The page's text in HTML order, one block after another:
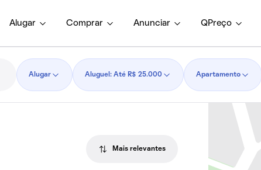
Alugar Comprar Anunciar QPreço
Alugar Aluguel: Até R$ 25.000 Apartamento
Mais relevantes